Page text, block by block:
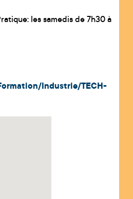
les samedis de 7h30 à
Industrie/TECH-